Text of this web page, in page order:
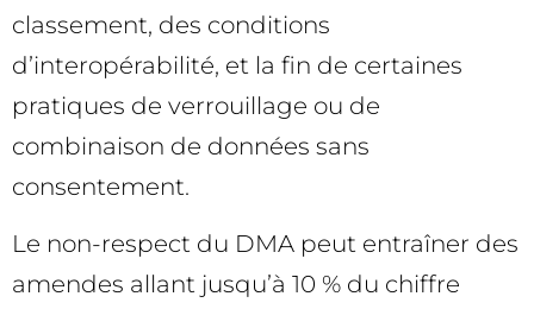
classement, des conditions
d’interopérabilité, et la fin de certaines
pratiques de verrouillage ou de
combinaison de données sans
consentement.
Le non-respect du DMA peut entraîner des
amendes allant jusqu’à 10 % du chiffre